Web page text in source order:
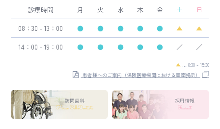
診療時間 月 火 水 木 金 土
日
08：30 - 13：00
● ● ● ● ● ▲
▲
14：00 - 19：00
● ● ● ● ● ／ ／
▲… 8:30 - 15:30
患者様へのご案内（保険医療機関における書面掲示）
訪問歯科
House Call Dentists
採用情報
Recruit